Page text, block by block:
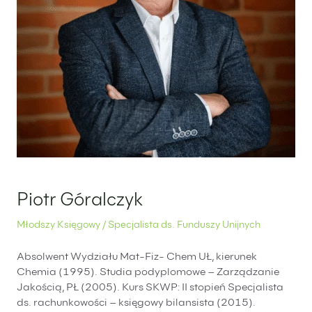
Piotr Góralczyk
Młodszy Księgowy / Specjalista ds. Funduszy Unijnych
Absolwent Wydziału Mat-Fiz- Chem UŁ, kierunek
Chemia (1995). Studia podyplomowe – Zarządzanie
Jakością, PŁ (2005). Kurs SKWP: II stopień Specjalista
ds. rachunkowości – księgowy bilansista (2015).